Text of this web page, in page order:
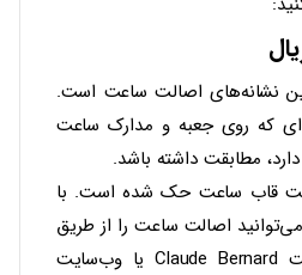
نشانه‌های اصالت ساعت است.
که روی جعبه و مدارک ساعت
مطابقت داشته باشد.
قاب ساعت حک شده است. با
می‌توانید اصالت ساعت را از طریق
تماس با نمایندگی ساعت Claude Bernard یا وب‌سایت